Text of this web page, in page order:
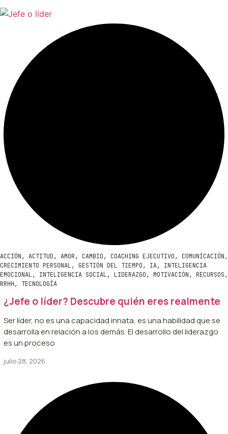
ACCIÓN, ACTITUD, AMOR, CAMBIO, COACHING EJECUTIVO, COMUNICACIÓN,
CRECIMIENTO PERSONAL, GESTIÓN DEL TIEMPO, IA, INTELIGENCIA
EMOCIONAL, INTELIGENCIA SOCIAL, LIDERAZGO, MOTIVACIÓN, RECURSOS,
RRHH, TECNOLOGÍA
¿Jefe o líder? Descubre quién eres realmente
Ser líder, no es una capacidad innata, es una habilidad que se
desarrolla en relación a los demás. El desarrollo del liderazgo
es un proceso
julio 28, 2026